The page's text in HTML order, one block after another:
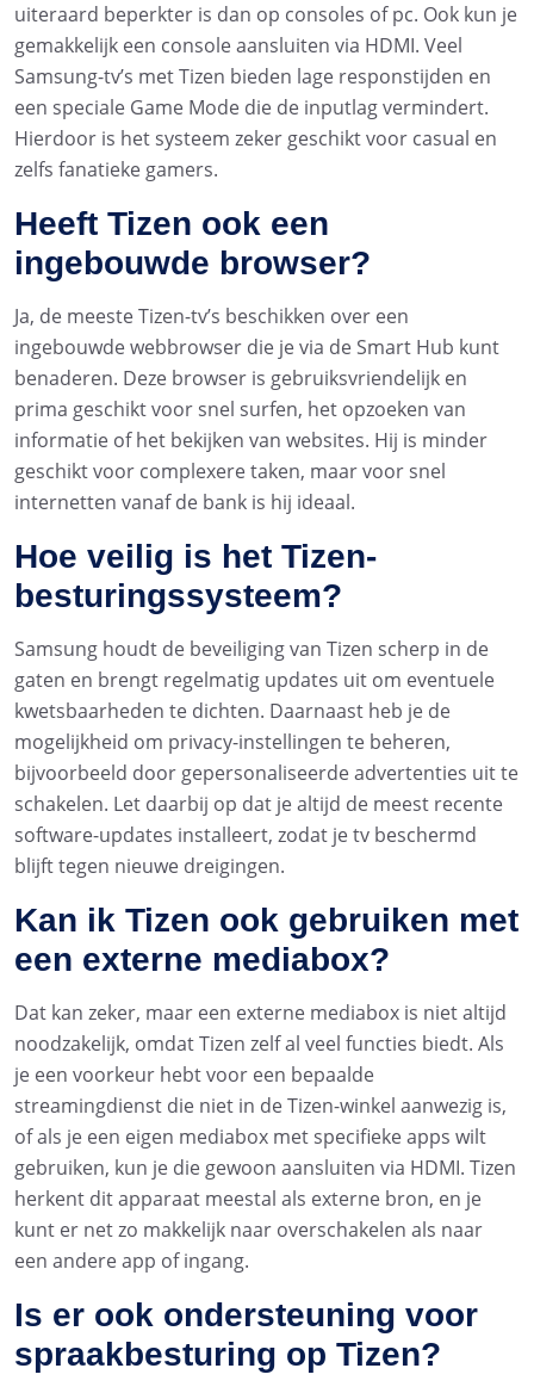
uiteraard beperkter is dan op consoles of pc. Ook kun je
gemakkelijk een console aansluiten via HDMI. Veel
Samsung-tv’s met Tizen bieden lage responstijden en
een speciale Game Mode die de inputlag vermindert.
Hierdoor is het systeem zeker geschikt voor casual en
zelfs fanatieke gamers.
Heeft Tizen ook een
ingebouwde browser?
Ja, de meeste Tizen-tv’s beschikken over een
ingebouwde webbrowser die je via de Smart Hub kunt
benaderen. Deze browser is gebruiksvriendelijk en
prima geschikt voor snel surfen, het opzoeken van
informatie of het bekijken van websites. Hij is minder
geschikt voor complexere taken, maar voor snel
internetten vanaf de bank is hij ideaal.
Hoe veilig is het Tizen-
besturingssysteem?
Samsung houdt de beveiliging van Tizen scherp in de
gaten en brengt regelmatig updates uit om eventuele
kwetsbaarheden te dichten. Daarnaast heb je de
mogelijkheid om privacy-instellingen te beheren,
bijvoorbeeld door gepersonaliseerde advertenties uit te
schakelen. Let daarbij op dat je altijd de meest recente
software-updates installeert, zodat je tv beschermd
blijft tegen nieuwe dreigingen.
Kan ik Tizen ook gebruiken met
een externe mediabox?
Dat kan zeker, maar een externe mediabox is niet altijd
noodzakelijk, omdat Tizen zelf al veel functies biedt. Als
je een voorkeur hebt voor een bepaalde
streamingdienst die niet in de Tizen-winkel aanwezig is,
of als je een eigen mediabox met specifieke apps wilt
gebruiken, kun je die gewoon aansluiten via HDMI. Tizen
herkent dit apparaat meestal als externe bron, en je
kunt er net zo makkelijk naar overschakelen als naar
een andere app of ingang.
Is er ook ondersteuning voor
spraakbesturing op Tizen?